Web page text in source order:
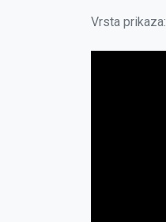
Vrsta prikaza: